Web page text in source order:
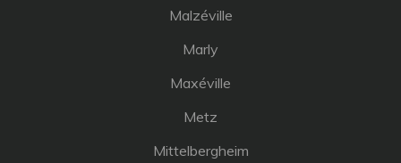
Malzéville
Marly
Maxéville
Metz
Mittelbergheim